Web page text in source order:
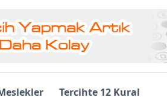
Tercihte 12 Kural